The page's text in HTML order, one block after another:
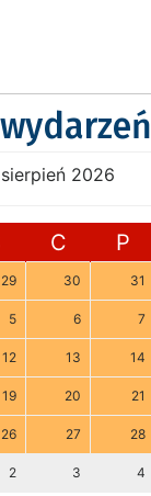
sierpień 2026
C P
29 30 31
5 6 7
12 13 14
19 20 21
26 27 28
2 3 4